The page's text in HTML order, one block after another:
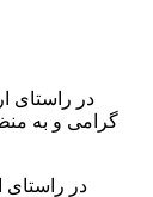
در راستای